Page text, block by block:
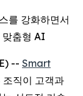
를 강화하면서
맞춤형 AI
-- Smart
직이 고객과